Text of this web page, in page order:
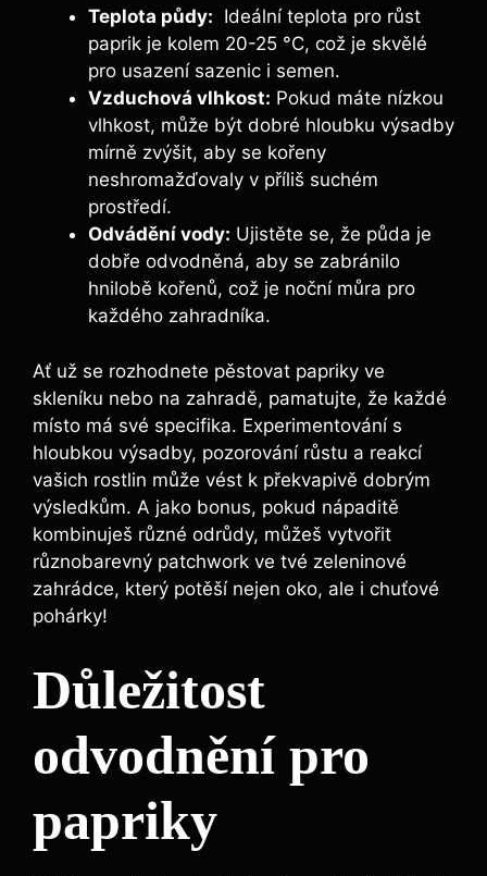
Teplota půdy: ‌ Ideální​ teplota pro růst
paprik ​je kolem 20-25 °C, což je skvělé
pro usazení sazenic i semen.
Vzduchová vlhkost: Pokud máte nízkou
vlhkost, může být dobré ⁤hloubku výsadby
mírně zvýšit, aby se kořeny⁤
neshromažďovaly v příliš suchém
prostředí.
Odvádění ⁢vody: Ujistěte se, že půda je
dobře odvodněná, aby se ⁢zabránilo
hnilobě kořenů, což je noční můra ‍pro
každého zahradníka.
Ať⁢ už se rozhodnete pěstovat papriky ve
skleníku nebo na zahradě, pamatujte, že každé‌
místo má své ⁣specifika. Experimentování s
⁢hloubkou výsadby, pozorování růstu a reakcí
vašich rostlin‌ může vést k překvapivě dobrým
výsledkům. A jako bonus, pokud⁤ nápaditě
kombinuješ různé odrůdy, můžeš vytvořit
⁤různobarevný​ patchwork ⁤ve tvé zeleninové
zahrádce, který ⁢potěší ‍nejen oko, ‍ale i chuťové
pohárky!
Důležitost
odvodnění pro​
papriky